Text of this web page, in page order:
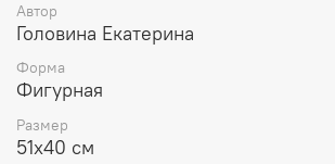
Автор
Головина Екатерина
Форма
Фигурная
Размер
51х40 см